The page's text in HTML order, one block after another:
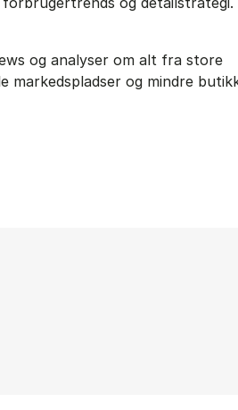
og analyser om alt fra store
markedspladser og mindre